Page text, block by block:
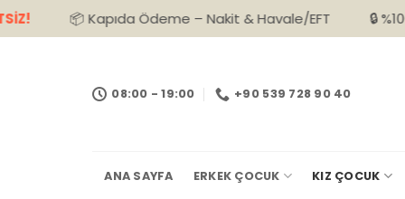
İçeriğe
atla
& Havale/EFT 🔒 %100 Güvenli Alışveriş 🚚
08:00 - 19:00 +90 539 728 90 40
ANA SAYFA ERKEK ÇOCUK KIZ ÇOCUK